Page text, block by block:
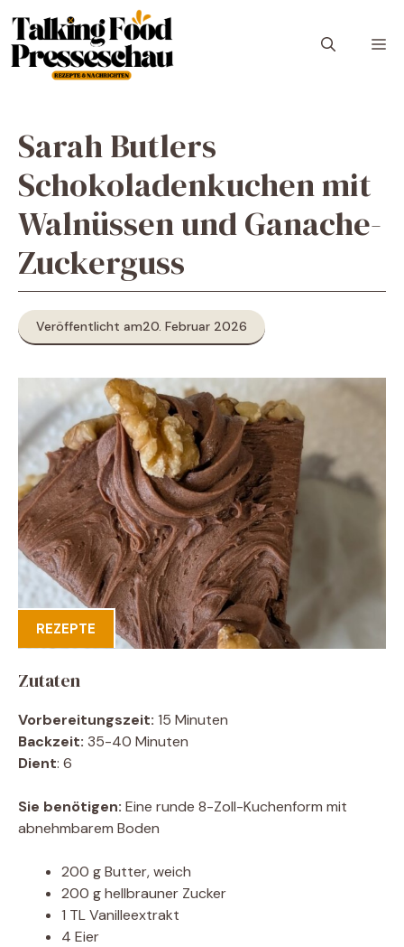
Inhalt
springen
Sarah Butlers
Schokoladenkuchen mit
Walnüssen und Ganache-
Zuckerguss
Veröffentlicht am20. Februar 2026
REZEPTE
Zutaten
Vorbereitungszeit: 15 Minuten
Backzeit: 35-40 Minuten
Dient: 6
Sie benötigen: Eine runde 8-Zoll-Kuchenform mit
abnehmbarem Boden
200 g Butter, weich
200 g hellbrauner Zucker
1 TL Vanilleextrakt
4 Eier